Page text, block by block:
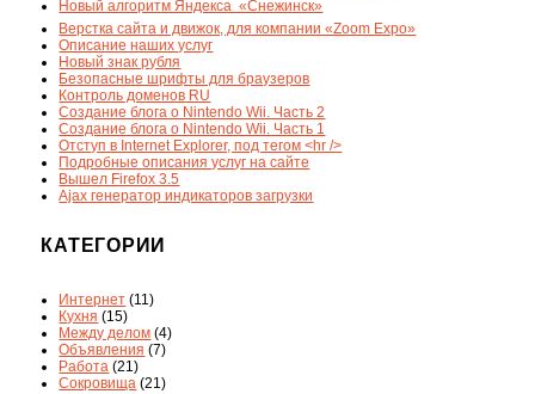
Новый алгоритм Яндекса  «Снежинск»
Верстка сайта и движок, для компании «Zoom Expo»
Описание наших услуг
Новый знак рубля
Безопасные шрифты для браузеров
Контроль доменов RU
Создание блога о Nintendo Wii. Часть 2
Создание блога о Nintendo Wii. Часть 1
Отступ в Internet Explorer, под тегом <hr />
Подробные описания услуг на сайте
Вышел Firefox 3.5
Ajax генератор индикаторов загрузки
КАТЕГОРИИ
Интернет (11)
Кухня (15)
Между делом (4)
Объявления (7)
Работа (21)
Сокровища (21)